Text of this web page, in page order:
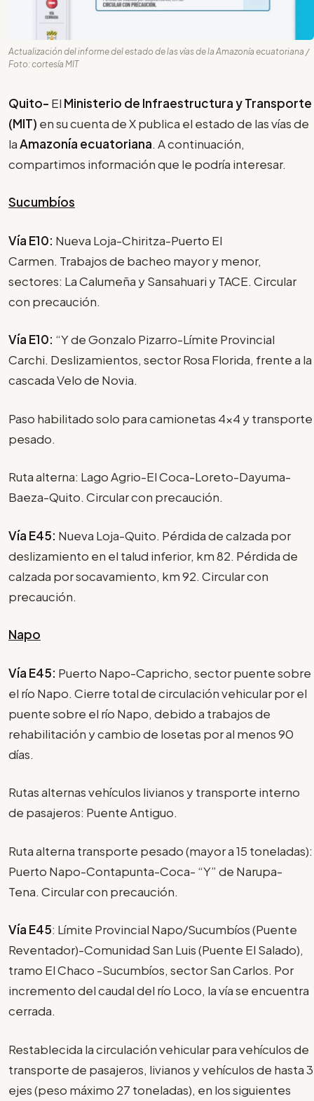
Actualización del informe del estado de las vías de la Amazonía ecuatoriana /
Foto: cortesía MIT
Quito- El Ministerio de Infraestructura y Transporte
(MIT) en su cuenta de X publica el estado de las vías de
laAmazonía ecuatoriana. A continuación,
compartimos información que le podría interesar.
Sucumbíos
Vía E10: Nueva Loja-Chiritza-Puerto El
Carmen. Trabajos de bacheo mayor y menor,
sectores: La Calumeña y Sansahuari y TACE. Circular
con precaución.
Vía E10: “Y de Gonzalo Pizarro-Límite Provincial
Carchi. Deslizamientos, sector Rosa Florida, frente a la
cascada Velo de Novia.
Paso habilitado solo para camionetas 4x4 y transporte
pesado.
Ruta alterna: Lago Agrio-El Coca-Loreto-Dayuma-
Baeza-Quito. Circular con precaución.
Vía E45: Nueva Loja-Quito. Pérdida de calzada por
deslizamiento en el talud inferior, km 82. Pérdida de
calzada por socavamiento, km 92. Circular con
precaución.
Napo
Vía E45: Puerto Napo-Capricho, sector puente sobre
el río Napo. Cierre total de circulación vehicular por el
puente sobre el río Napo, debido a trabajos de
rehabilitación y cambio de losetas por al menos 90
días.
Rutas alternas vehículos livianos y transporte interno
de pasajeros: Puente Antiguo.
Ruta alterna transporte pesado (mayor a 15 toneladas):
Puerto Napo-Contapunta-Coca- “Y” de Narupa-
Tena. Circular con precaución.
Vía E45: Límite Provincial Napo/Sucumbíos (Puente
Reventador)-Comunidad San Luis (Puente El Salado),
tramo El Chaco -Sucumbíos, sector San Carlos. Por
incremento del caudal del río Loco, la vía se encuentra
cerrada.
Restablecida la circulación vehicular para vehículos de
transporte de pasajeros, livianos y vehículos de hasta 3
ejes (peso máximo 27 toneladas), en los siguientes